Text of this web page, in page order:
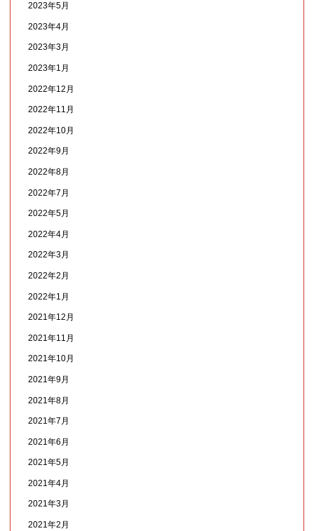
2023年5月
2023年4月
2023年3月
2023年1月
2022年12月
2022年11月
2022年10月
2022年9月
2022年8月
2022年7月
2022年5月
2022年4月
2022年3月
2022年2月
2022年1月
2021年12月
2021年11月
2021年10月
2021年9月
2021年8月
2021年7月
2021年6月
2021年5月
2021年4月
2021年3月
2021年2月